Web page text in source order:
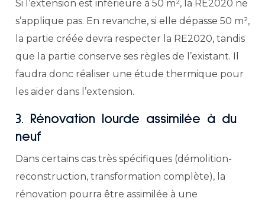
Si l’extension est inférieure à 50 m², la RE2020 ne
s’applique pas. En revanche, si elle dépasse 50 m²,
la partie créée devra respecter la RE2020, tandis
que la partie conserve ses règles de l’existant. Il
faudra donc réaliser une étude thermique pour
les aider dans l’extension.
3. Rénovation lourde assimilée à du
neuf
Dans certains cas très spécifiques (démolition-
reconstruction, transformation complète), la
rénovation pourra être assimilée à une